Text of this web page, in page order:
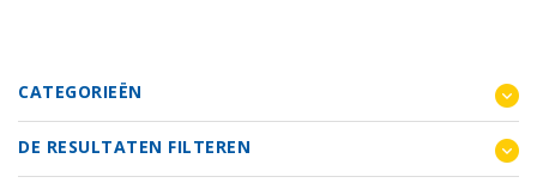
CATEGORIEËN
DE RESULTATEN FILTEREN